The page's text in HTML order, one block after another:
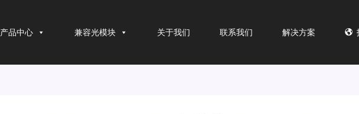
产品中心 兼容光模块 关于我们 联系我们 解决方案